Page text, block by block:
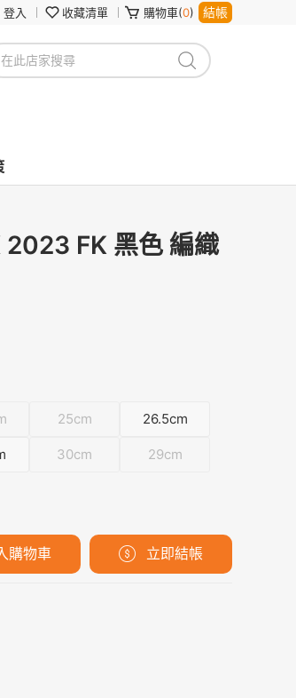
登入 收藏清單 購物車(0) 結帳
2023 FK 黑色 編織
25cm 26.5cm
30cm 29cm
購物車 立即結帳